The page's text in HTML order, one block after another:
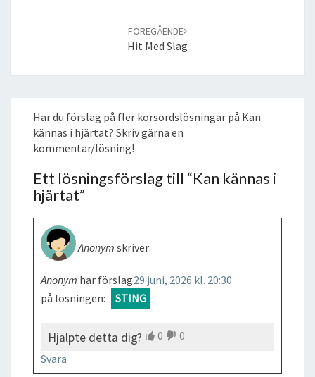
FÖREGÅENDE
Hit Med Slag
Har du förslag på fler korsordslösningar på Kan
kännas i hjärtat? Skriv gärna en
kommentar/lösning!
Ett lösningsförslag till “Kan kännas i
hjärtat”
Anonym skriver:
29 juni, 2026 kl. 20:30
Anonym har förslag
på lösningen:
STING
Hjälpte detta dig? 0
0
Svara